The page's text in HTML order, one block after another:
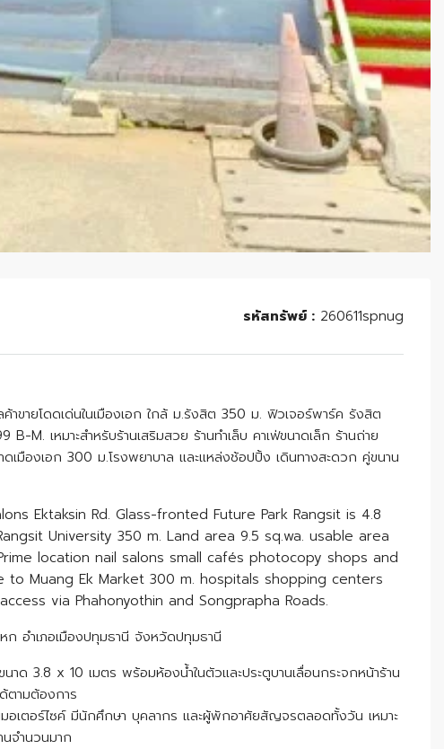
รหัสทรัพย์ : 260611spnug
าขายโดดเด่นในเมืองเอก ใกล้ ม.รังสิต 350 ม. ฟิวเจอร์พาร์ค รังสิต
M. เหมาะสำหรับร้านเสริมสวย ร้านทำเล็บ คาเฟ่ขนาดเล็ก ร้านถ่าย
เมืองเอก 300 ม.โรงพยาบาล และแหล่งช้อปปิ้ง เดินทางสะดวก คู่ขนาน
Ektaksin Rd. Glass-fronted Future Park Rangsit is 4.8
University 350 m. Land area 9.5 sq.wa. usable area
location nail salons small cafés photocopy shops and
Muang Ek Market 300 m. hospitals shopping centers
via Phahonyothin and Songprapha Roads.
อำเภอเมืองปทุมธานี จังหวัดปทุมธานี
าด 3.8 x 10 เมตร พร้อมห้องน้ำในตัวและประตูบานเลื่อนกระจกหน้าร้าน
ตามต้องการ
มอเตอร์ไซค์ มีนักศึกษา บุคลากร และผู้พักอาศัยสัญจรตลอดทั้งวัน เหมาะ
จำนวนมาก